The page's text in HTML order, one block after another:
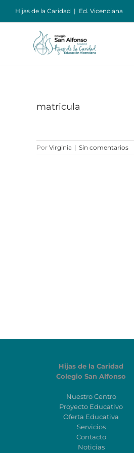
contenido
Hijas de la Caridad | Ed. Vicenciana
matricula
Por Virginia | Sin comentarios
Hijas de la Caridad
Colegio San Alfonso
Nuestro Centro
Proyecto Educativo
Oferta Educativa
Servicios
Contacto
Noticias